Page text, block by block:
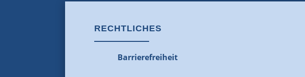
RECHTLICHES
Barrierefreiheit